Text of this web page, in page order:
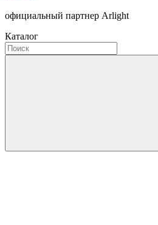
официальный партнер Arlight
Каталог